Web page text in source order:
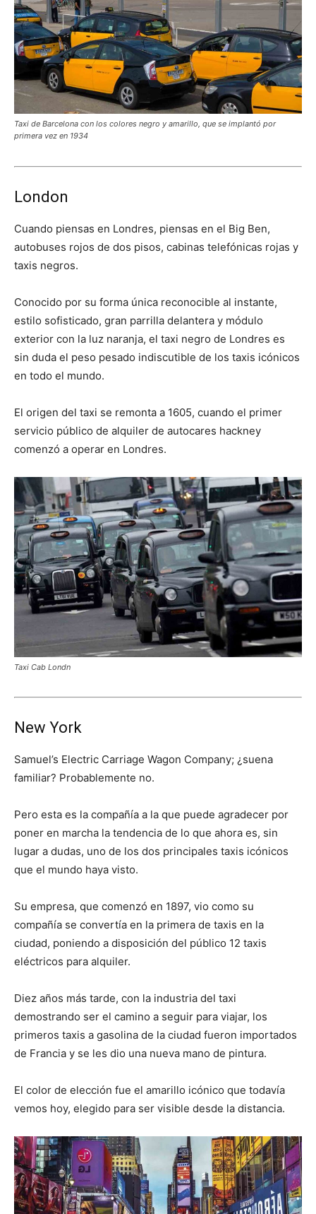
Taxi de Barcelona con los colores negro y amarillo, que se implantó por
primera vez en 1934
London
Cuando piensas en Londres, piensas en el Big Ben,
autobuses rojos de dos pisos, cabinas telefónicas rojas y
taxis negros.
Conocido por su forma única reconocible al instante,
estilo sofisticado, gran parrilla delantera y módulo
exterior con la luz naranja, el taxi negro de Londres es
sin duda el peso pesado indiscutible de los taxis icónicos
en todo el mundo.
El origen del taxi se remonta a 1605, cuando el primer
servicio público de alquiler de autocares hackney
comenzó a operar en Londres.
Taxi Cab Londn
New York
Samuel’s Electric Carriage Wagon Company; ¿suena
familiar? Probablemente no.
Pero esta es la compañía a la que puede agradecer por
poner en marcha la tendencia de lo que ahora es, sin
lugar a dudas, uno de los dos principales taxis icónicos
que el mundo haya visto.
Su empresa, que comenzó en 1897, vio como su
compañía se convertía en la primera de taxis en la
ciudad, poniendo a disposición del público 12 taxis
eléctricos para alquiler.
Diez años más tarde, con la industria del taxi
demostrando ser el camino a seguir para viajar, los
primeros taxis a gasolina de la ciudad fueron importados
de Francia y se les dio una nueva mano de pintura.
El color de elección fue el amarillo icónico que todavía
vemos hoy, elegido para ser visible desde la distancia.